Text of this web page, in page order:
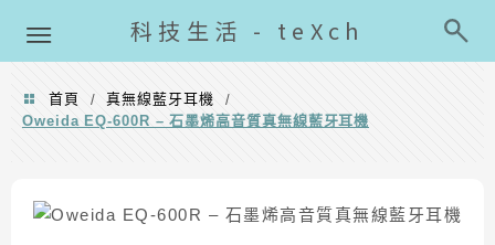
科技生活 - teXch
首頁 / 真無線藍牙耳機
/
Oweida EQ-600R – 石墨烯高音質真無線藍牙耳機